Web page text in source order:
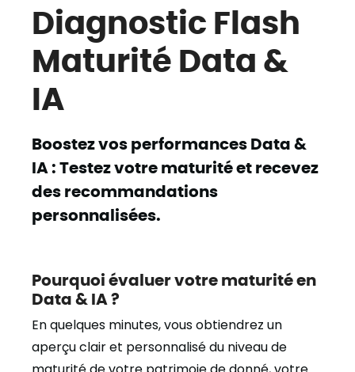
Diagnostic Flash
Maturité Data &
IA
Boostez vos performances Data &
IA : Testez votre maturité et recevez
des recommandations
personnalisées.
Pourquoi évaluer votre maturité en
Data & IA ?
En quelques minutes, vous obtiendrez un
aperçu clair et personnalisé du niveau de